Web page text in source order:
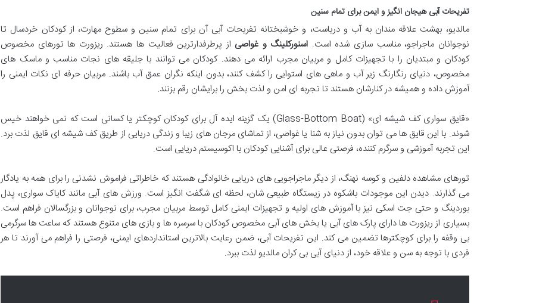
تفریحات آبی هیجان انگیز و ایمن برای تمام سنین
مالدیو، بهشت علاقه مندان به آب و دریاست، و خوشبختانه تفریحات آبی آن برای تمام سنین و سطوح مهارت، از کودکان خردسال تا
نوجوانان ماجراجو، مناسب سازی شده است. اسنورکلینگ و غواصی از پرطرفدارترین فعالیت ها هستند. ریزورت ها تورهای مخصوص
کودکان و مبتدیان را با تجهیزات کامل و مربیان مجرب ارائه می دهند. کودکان می توانند با جلیقه های نجات مناسب و ماسک های
مخصوص، دنیای رنگارنگ زیر آب و ماهی های استوایی را کشف کنند، بدون اینکه نگران عمق آب باشند. مربیان حرفه ای نکات ایمنی را
آموزش داده و همیشه در کنارشان هستند تا تجربه ای امن و لذت بخش را برایشان رقم بزنند.
«قایق سواری کف شیشه ای» (Glass-Bottom Boat) یک گزینه ایده آل برای کودکان کوچکتر یا کسانی است که نمی خواهند خیس
شوند. با این قایق ها می توان بدون نیاز به شنا یا غواصی، از تماشای مرجان های زیبا و زندگی دریایی از طریق کف شیشه ای قایق لذت برد.
این تجربه آموزشی و سرگرم کننده، فرصتی عالی برای آشنایی کودکان با اکوسیستم دریایی است.
تورهای مشاهده دلفین و کوسه نهنگ، از دیگر ماجراجویی های دریایی خانوادگی هستند که خاطراتی فراموش نشدنی را برای همه به یادگار
می گذارند. دیدن این موجودات باشکوه در زیستگاه طبیعی شان، لحظه ای شگفت انگیز است. ورزش های آبی مانند کایاک سواری، پدل
بوردینگ و حتی جت اسکی نیز با آموزش های اولیه و تجهیزات ایمنی کامل توسط مربیان مجرب، برای نوجوانان و بزرگسالان فراهم است.
بسیاری از ریزورت ها دارای پارک های آبی یا بخش های آبی مخصوص کودکان با سرسره ها و بازی های متنوع هستند که ساعت ها سرگرمی
بی وقفه را برای کوچکترها تضمین می کند. این تفریحات آبی، ضمن رعایت بالاترین استانداردهای ایمنی، فرصتی را فراهم می آورند تا هر
فردی با توجه به سن و علاقه خود، از دنیای آبی بی کران مالدیو لذت ببرد.